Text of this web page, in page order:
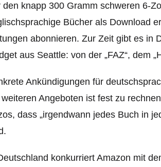
den knapp 300 Gramm schweren 6-
Bücher als Download
abonnieren. Zur Zeit gibt es in
aus Seattle: von der „FAZ“, dem
Ankündigungen für
weiteren Angeboten ist fest zu
dass „irgendwann jedes Buch in
konkurriert Amazon mit